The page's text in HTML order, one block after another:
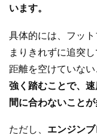
います。
具体的には、フッ
まりきれずに追突
距離を空けていない
強く踏むことで、
間に合わないこと
ただし、 エンジン